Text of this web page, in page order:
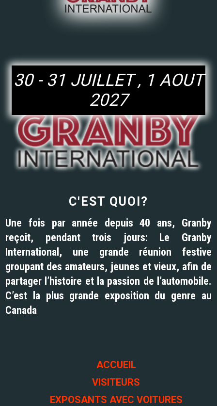
30 - 31 JUILLET , 1 AOUT
2027
C'EST QUOI?
Une fois par année depuis 40 ans, Granby
reçoit, pendant trois jours: Le Granby
International, une grande réunion festive
groupant des amateurs, jeunes et vieux, afin de
partager l’histoire et la passion de l’automobile.
C’est la plus grande exposition du genre au
Canada
ACCUEIL
VISITEURS
EXPOSANTS AVEC VOITURES